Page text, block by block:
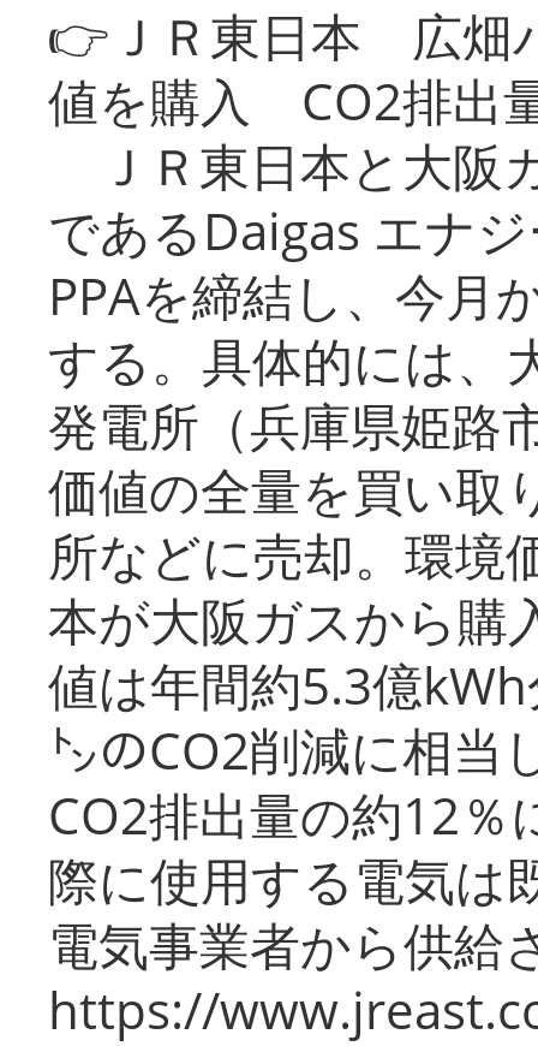
👉ＪＲ東日本 広畑
値を購入 CO2排出
ＪＲ東日本と大阪
であるDaigas エナ
PPAを締結し、今月
する。具体的には、
発電所（兵庫県姫路
価値の全量を買い取
所などに売却。環境
本が大阪ガスから購
値は年間約5.3億
㌧のCO2削減に相当
CO2排出量の約12％
際に使用する電気は
電気事業者から供給
https://